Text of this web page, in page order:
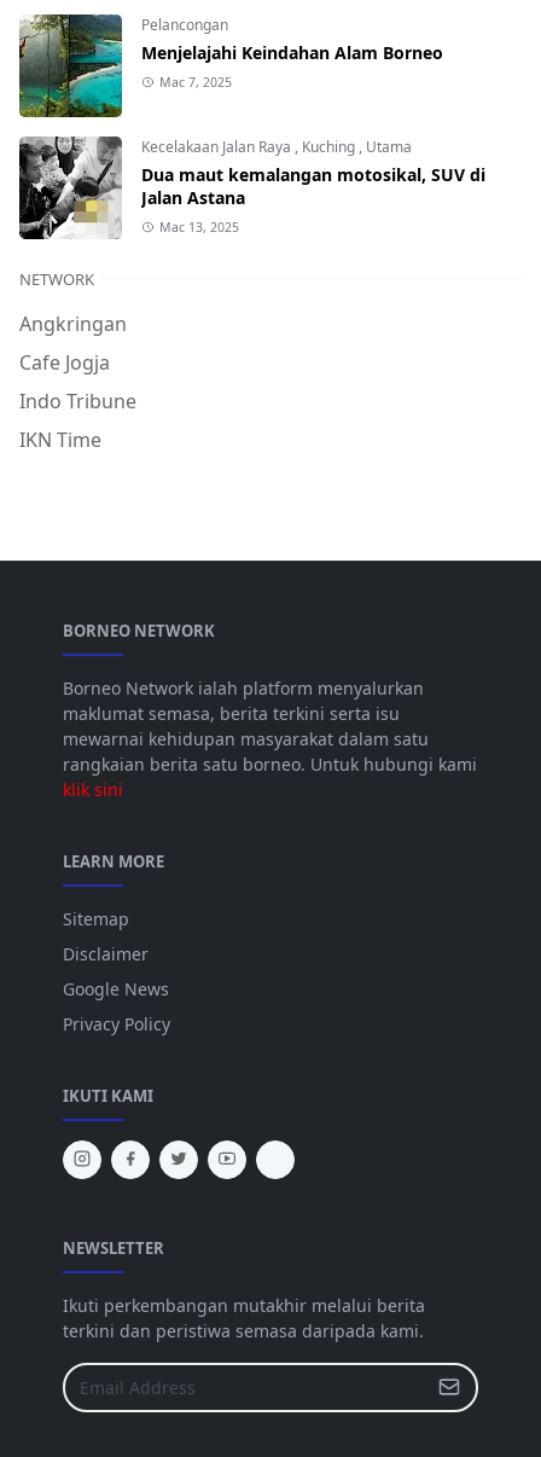
Pelancongan
Menjelajahi Keindahan Alam Borneo
Mac 7, 2025
Kecelakaan Jalan Raya , Kuching , Utama
Dua maut kemalangan motosikal, SUV di
Jalan Astana
Mac 13, 2025
NETWORK
Angkringan
Cafe Jogja
Indo Tribune
IKN Time
BORNEO NETWORK
Borneo Network ialah platform menyalurkan
maklumat semasa, berita terkini serta isu
mewarnai kehidupan masyarakat dalam satu
rangkaian berita satu borneo. Untuk hubungi kami
klik sini
LEARN MORE
Sitemap
Disclaimer
Google News
Privacy Policy
IKUTI KAMI
NEWSLETTER
Ikuti perkembangan mutakhir melalui berita
terkini dan peristiwa semasa daripada kami.